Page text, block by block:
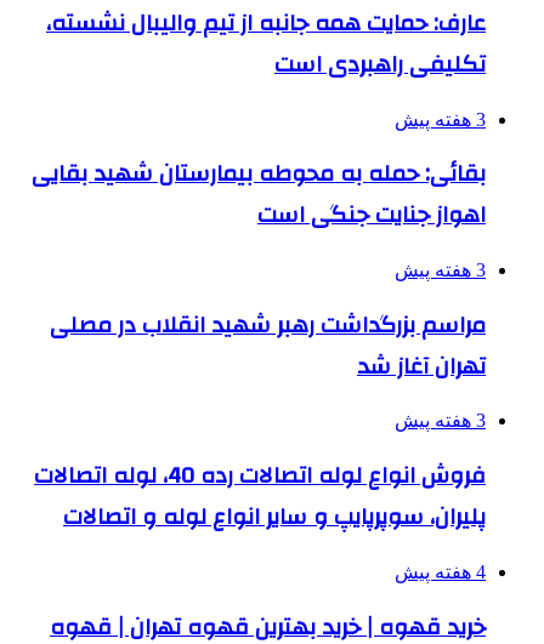
عارف: حمایت همه جانبه از تیم والیبال نشسته،
تکلیفی راهبردی است
3 هفته پیش
بقائی: حمله به محوطه بیمارستان شهید بقایی
اهواز جنایت جنگی است
3 هفته پیش
مراسم بزرگداشت رهبر شهید انقلاب در مصلی
تهران آغاز شد
3 هفته پیش
فروش انواع لوله اتصالات رده 40، لوله اتصالات
پلیران، سوپرپایپ و سایر انواع لوله و اتصالات
4 هفته پیش
خرید قهوه | خرید بهترین قهوه تهران | قهوه